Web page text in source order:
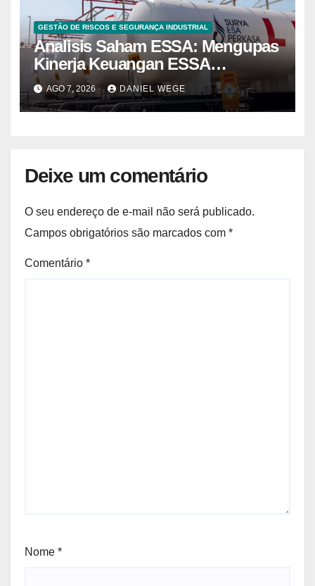
GESTÃO DE RISCOS E SEGURANÇA INDUSTRIAL
Analisis Saham ESSA: Mengupas
Kinerja Keuangan ESSA
Semester I 2026
AGO 7, 2026 DANIEL WEGE
Deixe um comentário
O seu endereço de e-mail não será publicado.
Campos obrigatórios são marcados com *
Comentário *
Nome *